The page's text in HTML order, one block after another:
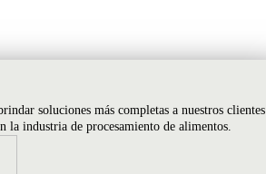
soluciones más completas a nuestros clientes
la industria de procesamiento de alimentos.